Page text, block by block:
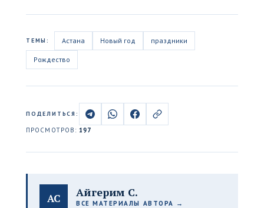
ТЕМЫ: Астана Новый год праздники
Рождество
ПОДЕЛИТЬСЯ:
ПРОСМОТРОВ:197
АС Айгерим С.
ВСЕ МАТЕРИАЛЫ АВТОРА →